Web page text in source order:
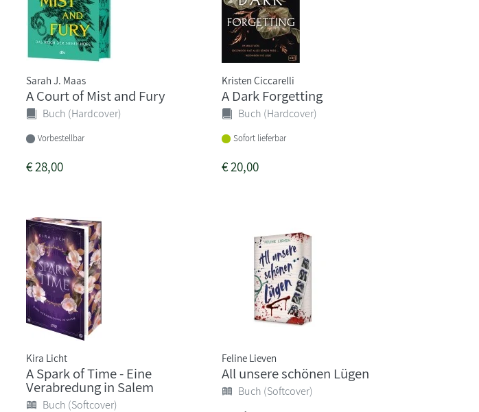
Sarah J. Maas
A Court of Mist and Fury
Buch (Hardcover)
Vorbestellbar
€28,00
Kristen Ciccarelli
A Dark Forgetting
Buch (Hardcover)
Sofort lieferbar
€20,00
Kira Licht
A Spark of Time - Eine
Verabredung in Salem
Buch (Softcover)
Feline Lieven
All unsere schönen Lügen
Buch (Softcover)